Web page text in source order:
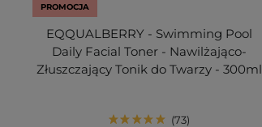
PROMOCJA
EQQUALBERRY - Swimming Pool
Daily Facial Toner - Nawilżająco-
Złuszczający Tonik do Twarzy - 300ml
73